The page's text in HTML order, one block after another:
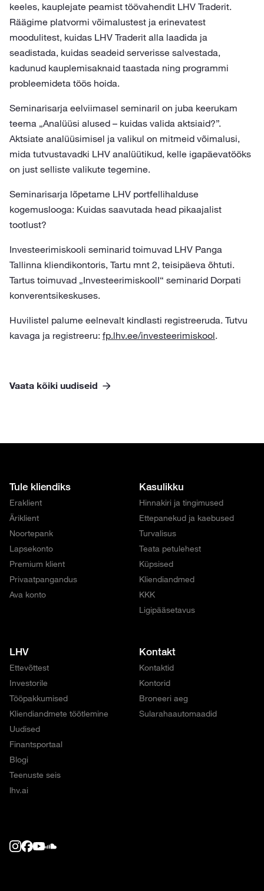
keeles, kauplejate peamist töövahendit LHV Traderit.
Räägime platvormi võimalustest ja erinevatest
moodulitest, kuidas LHV Traderit alla laadida ja
seadistada, kuidas seadeid serverisse salvestada,
kadunud kauplemisaknaid taastada ning programmi
probleemideta töös hoida.
Seminarisarja eelviimasel seminaril on juba keerukam
teema „Analüüsi alused – kuidas valida aktsiaid?”.
Aktsiate analüüsimisel ja valikul on mitmeid võimalusi,
mida tutvustavadki LHV analüütikud, kelle igapäevatööks
on just selliste valikute tegemine.
Seminarisarja lõpetame LHV portfellihalduse
kogemuslooga: Kuidas saavutada head pikaajalist
tootlust?
Investeerimiskooli seminarid toimuvad LHV Panga
Tallinna kliendikontoris, Tartu mnt 2, teisipäeva õhtuti.
Tartus toimuvad „InvesteerimiskoolI“ seminarid Dorpati
konverentsikeskuses.
Huvilistel palume eelnevalt kindlasti registreeruda. Tutvu
kavaga ja registreeru: fp.lhv.ee/investeerimiskool.
Vaata kõiki uudiseid
Tule kliendiks
Eraklient
Äriklient
Noortepank
Lapsekonto
Premium klient
Privaatpangandus
Ava konto
Kasulikku
Hinnakiri ja tingimused
Ettepanekud ja kaebused
Turvalisus
Teata petulehest
Küpsised
Kliendiandmed
KKK
Ligipääsetavus
LHV
Ettevõttest
Investorile
Tööpakkumised
Kliendiandmete töötlemine
Uudised
Finantsportaal
Blogi
Teenuste seis
lhv.ai
Kontakt
Kontaktid
Kontorid
Broneeri aeg
Sularahaautomaadid